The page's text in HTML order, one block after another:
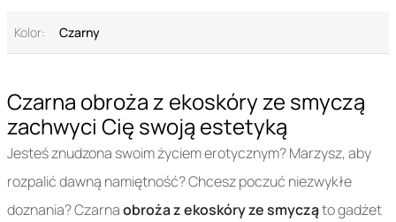
Czarna obroża z ekoskóry ze smyczą
zachwyci Cię swoją estetyką
Jesteś znudzona swoim życiem erotycznym? Marzysz, aby
rozpalić dawną namiętność? Chcesz poczuć niezwykłe
doznania? Czarnaobroża z ekoskóry ze smycząto gadżet
Kolor: Czarny